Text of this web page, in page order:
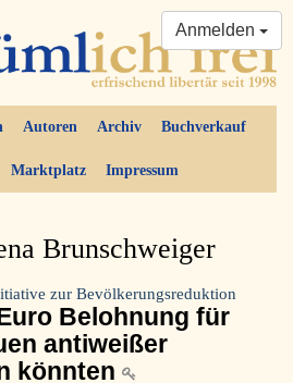
Autoren Archiv Buchverkauf
Marktplatz Impressum
Anmelden
Brunschweiger
zur Bevölkerungsreduktion
Belohnung für
antiweißer
könnten